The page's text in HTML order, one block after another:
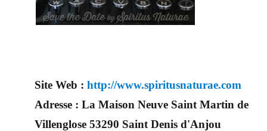
Site Web : http://www.spiritusnaturae.com
Adresse : La Maison Neuve Saint Martin de
Villenglose 53290 Saint Denis d'Anjou